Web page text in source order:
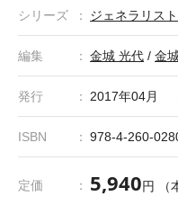
シリーズ ジェネラリス
編集 金城 光代 / 金
発行 2017年04月
ISBN 978-4-260-
定価 5,940円 （